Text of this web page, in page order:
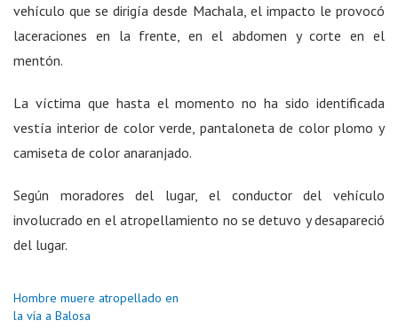
vehículo que se dirigía desde Machala, el impacto le provocó
laceraciones en la frente, en el abdomen y corte en el
mentón.
La víctima que hasta el momento no ha sido identificada
vestía interior de color verde, pantaloneta de color plomo y
camiseta de color anaranjado.
Según moradores del lugar, el conductor del vehículo
involucrado en el atropellamiento no se detuvo y desapareció
del lugar.
Hombre muere atropellado en
la vía a Balosa